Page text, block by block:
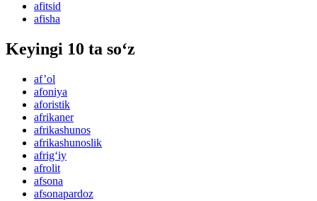
afitsid
afisha
Keyingi 10 ta so‘z
af’ol
afoniya
aforistik
afrikaner
afrikashunos
afrikashunoslik
afrig‘iy
afrolit
afsona
afsonapardoz